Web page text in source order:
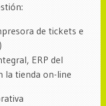
de tickets e
ERP del
la tienda on-line